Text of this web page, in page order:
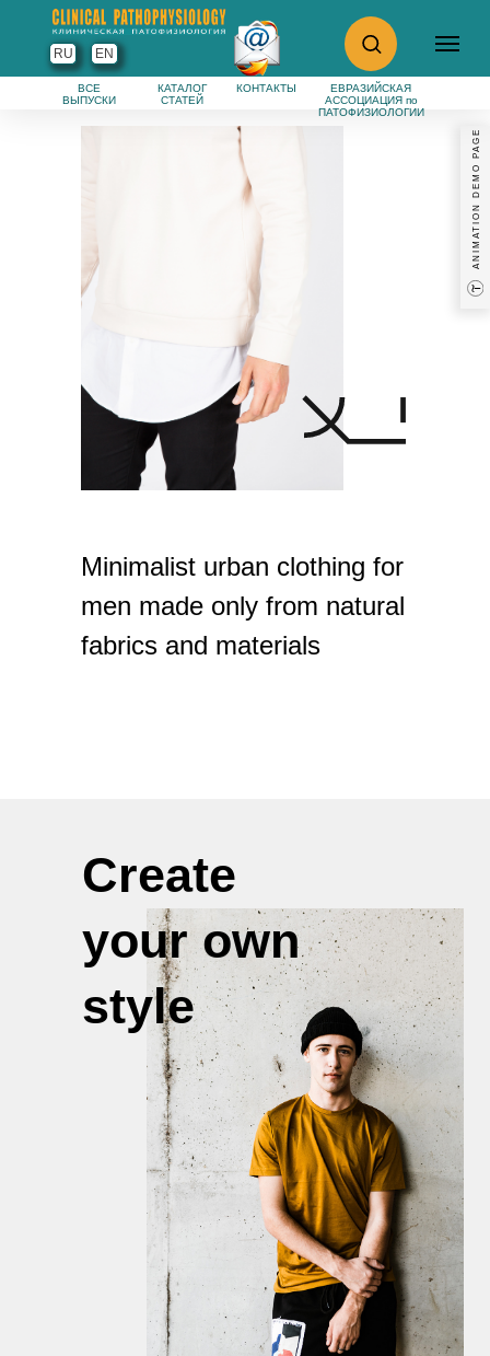
КАТАЛОГ
СТАТЕЙ
ЕВРАЗИЙСКАЯ
АССОЦИАЦИЯ по
ПАТОФИЗИОЛОГИИ
КОНТАКТЫ
ВСЕ
ВЫПУСКИ
EN
RU
Minimalist urban clothing for
men made only from natural
fabrics and materials
Open this page on desktop
>1200px to see animation
ANIMATION DEMO PAGE
Create
your own
style